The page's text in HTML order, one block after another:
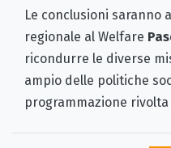
Le conclusioni saranno
regionale al Welfare
ricondurre le diverse
ampio delle politiche
programmazione